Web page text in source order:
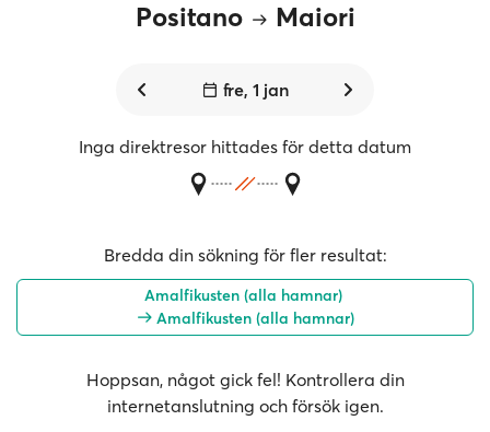
Positano Maiori
fre, 1 jan
Inga direktresor hittades för detta datum
Bredda din sökning för fler resultat:
Amalfikusten (alla hamnar)
Amalfikusten (alla hamnar)
Hoppsan, något gick fel! Kontrollera din
internetanslutning och försök igen.